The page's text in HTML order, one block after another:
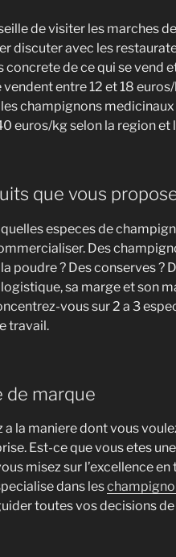
de visiter les marches
discuter avec les
concrete de ce qui se vend
vendent entre 12 et 18
champignons
euros/kg selon la region et
que vous
especes de
Des
poudre ? Des conserves ?
sa marge et son
vous sur 2 a 3
travail.
de marque
a la maniere dont vous
Est-ce que vous etes
misez sur l’excellence
dans les
toutes vos decisions